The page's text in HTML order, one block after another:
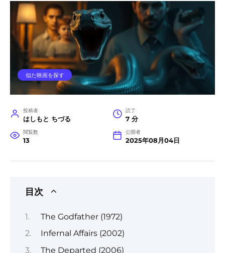
似た映画を探す
投稿者
はしもと ちづる
読了
7 分
閲覧数
13
公開者
2025年08月04日
目次
The Godfather (1972)
Infernal Affairs (2002)
The Departed (2006)